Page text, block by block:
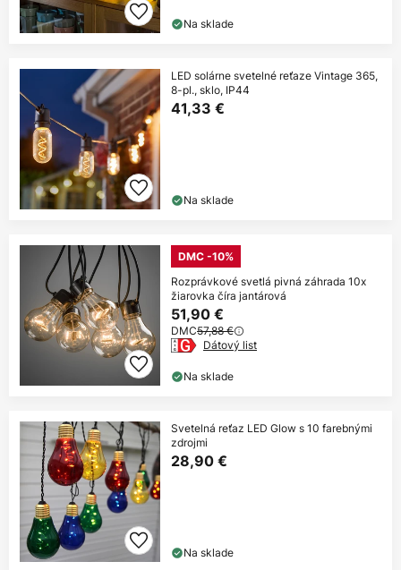
Na sklade
LED solárne svetelné reťaze Vintage 365,
8-pl., sklo, IP44
41,33 €
Na sklade
DMC -10%
Rozprávkové svetlá pivná záhrada 10x
žiarovka číra jantárová
51,90 €
DMC57,88 €
Dátový list
Na sklade
Svetelná reťaz LED Glow s 10 farebnými
zdrojmi
28,90 €
Na sklade